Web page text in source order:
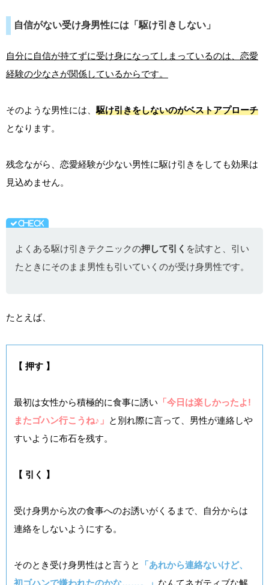
自信がない受け身男性には「駆け引きしない」
自分に自信が持てずに受け身になってしまっているのは、恋愛
経験の少なさが関係しているからです。
そのような男性には、 駆け引きをしないのがベストアプローチ
となります。
残念ながら、恋愛経験が少ない男性に駆け引きをしても効果は
見込めません。
よくある駆け引きテクニックの押して引く を試すと、引い
たときにそのまま男性も引いていくのが受け身男性です。
たとえば、
【 押す 】
最初は女性から積極的に食事に誘い 「今日は楽しかったよ!
またゴハン行こうね♪」 と別れ際に言って、男性が連絡しや
すいように布石を残す。
【 引く 】
受け身男から次の食事へのお誘いがくるまで、自分からは
連絡をしないようにする。
そのとき受け身男性はと言うと
「あれから連絡ないけど、
初ゴハンで嫌われたのかな……。」 なんてネガティブな解